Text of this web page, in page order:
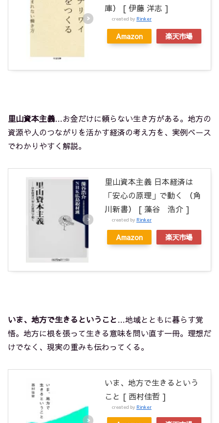
庫） [ 伊藤 洋志 ]
created by Rinker
Amazon 楽天市場
里山資本主義…お金だけに頼らない生き方がある。地方の
資源や人のつながりを活かす経済の考え方を、実例ベース
でわかりやすく解説。
里山資本主義 日本経済は
「安心の原理」で動く （角
川新書） [ 藻谷 浩介 ]
created by Rinker
Amazon 楽天市場
いま、地方で生きるということ…地域とともに暮らす覚
悟。地方に根を張って生きる意味を問い直す一冊。理想だ
けでなく、現実の重みも伝わってくる。
いま、地方で生きるという
こと [ 西村佳哲 ]
created by Rinker